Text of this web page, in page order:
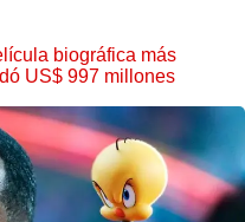
biográfica más
US$ 997 millones